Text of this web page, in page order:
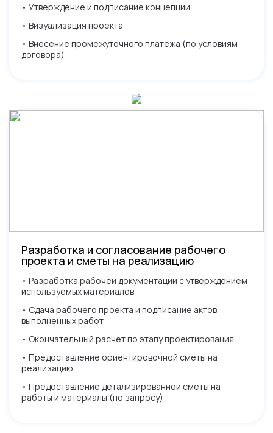
• Утверждение и подписание концепции
• Визуализация проекта
• Внесение промежуточного платежа (по условиям
договора)
Разработка и согласование рабочего
проекта и сметы на реализацию
• Разработка рабочей документации с утверждением
используемых материалов
• Сдача рабочего проекта и подписание актов
выполненных работ
• Окончательный расчет по этапу проектирования
• Предоставление ориентировочной сметы на
реализацию
• Предоставление детализированной сметы на
работы и материалы (по запросу)
Нажимая кнопку, вы разрешаете обработку
конфиденциальности
с вами и ответим на все вопросы
Нажимая кнопку, вы разрешаете обработку персональных
данных и соглашаетесь сполитикой конфиденциальности